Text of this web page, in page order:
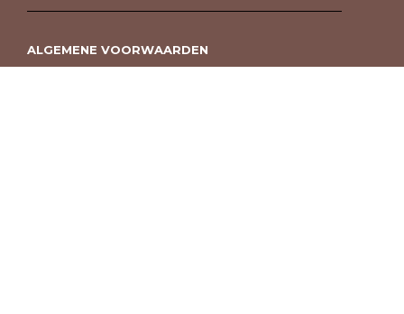
ALGEMENE VOORWAARDEN